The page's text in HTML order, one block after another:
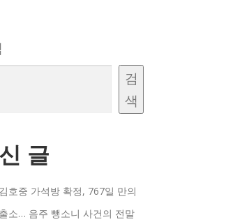
검
색
글
호중 가석방 확정, 767일 만의
소… 음주 뺑소니 사건의 전말